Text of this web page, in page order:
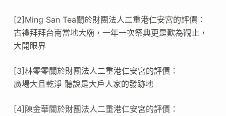
[2]Ming San Tea關於財團法人二重港仁安宮的評價：
古禮拜拜台南當地大廟，一年一次祭典更是歎為觀止，
大開眼界
[3]林零零關於財團法人二重港仁安宮的評價：
廣場大且乾淨 聽說是大戶人家的發跡地
[4]陳金華關於財團法人二重港仁安宮的評價：